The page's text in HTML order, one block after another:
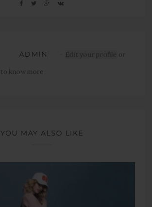
ADMIN Edit your profile or
to know more
YOU MAY ALSO LIKE